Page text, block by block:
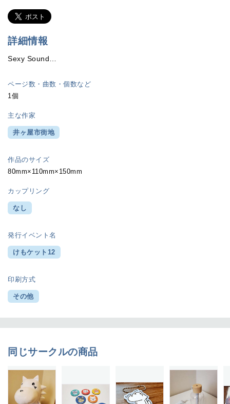
詳細情報
Sexy Sound…
ページ数・曲数・個数など
1個
主な作家
井ヶ屋市街地
作品のサイズ
80mm×110mm×150mm
カップリング
なし
発行イベント名
けもケット12
印刷方式
その他
同じサークルの商品